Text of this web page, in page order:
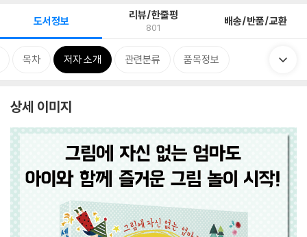
도서정보 리뷰/한줄평
801 배송/반품/교환
목차 저자 소개 관련분류 품목정보
상세 이미지